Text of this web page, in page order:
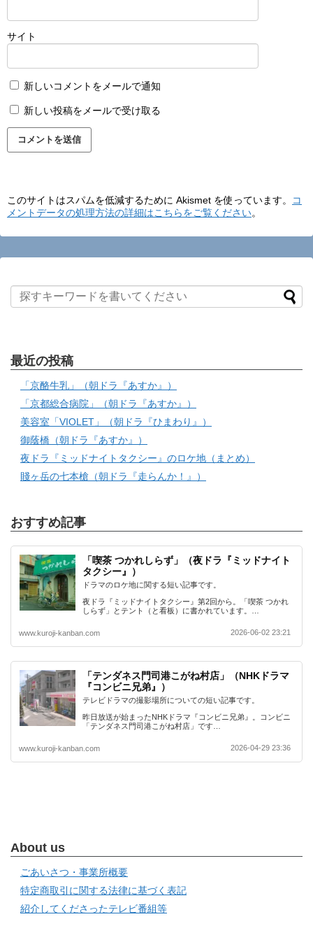
サイト
新しいコメントをメールで通知
新しい投稿をメールで受け取る
このサイトはスパムを低減するために Akismet を使っています。
コ
メントデータの処理方法の詳細はこちらをご覧ください。
最近の投稿
「京酪牛乳」（朝ドラ『あすか』）
「京都総合病院」（朝ドラ『あすか』）
美容室「VIOLET」（朝ドラ『ひまわり』）
御蔭橋（朝ドラ『あすか』）
夜ドラ『ミッドナイトタクシー』のロケ地（まとめ）
賤ヶ岳の七本槍（朝ドラ『走らんか！』）
おすすめ記事
「喫茶 つかれしらず」（夜ドラ『ミッドナイト
タクシー』）
ドラマのロケ地に関する短い記事です。
夜ドラ『ミッドナイトタクシー』第2回から。「喫茶 つかれ
しらず」とテント（と看板）に書かれています。…
www.kuroji-kanban.com 2026-06-02 23:21
「テンダネス門司港こがね村店」（NHKドラマ
『コンビニ兄弟』）
テレビドラマの撮影場所についての短い記事です。
昨日放送が始まったNHKドラマ『コンビニ兄弟』。コンビニ
「テンダネス門司港こがね村店」です…
www.kuroji-kanban.com 2026-04-29 23:36
About us
ごあいさつ・事業所概要
特定商取引に関する法律に基づく表記
紹介してくださったテレビ番組等